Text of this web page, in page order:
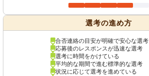
選考の進め方
合否連絡の目安が明確で安心な選考
応募後のレスポンスが迅速な選考
選考に時間をかけている
平均的な期間で進む標準的な選考
状況に応じて選考を進めている